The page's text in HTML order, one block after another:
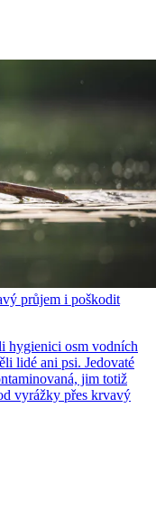
průjem i poškodit
hygienici osm vodních
lidé ani psi. Jedovaté
jim totiž
vyrážky přes krvavý